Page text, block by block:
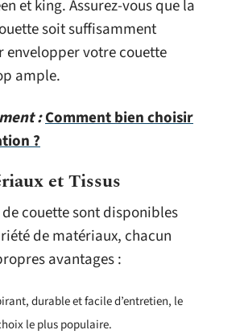
et king. Assurez-vous que la
soit suffisamment
envelopper votre couette
ample.
:Comment bien choisir
?
et Tissus
de couette sont disponibles
de matériaux, chacun
avantages :
durable et facile d’entretien, le
le plus populaire.